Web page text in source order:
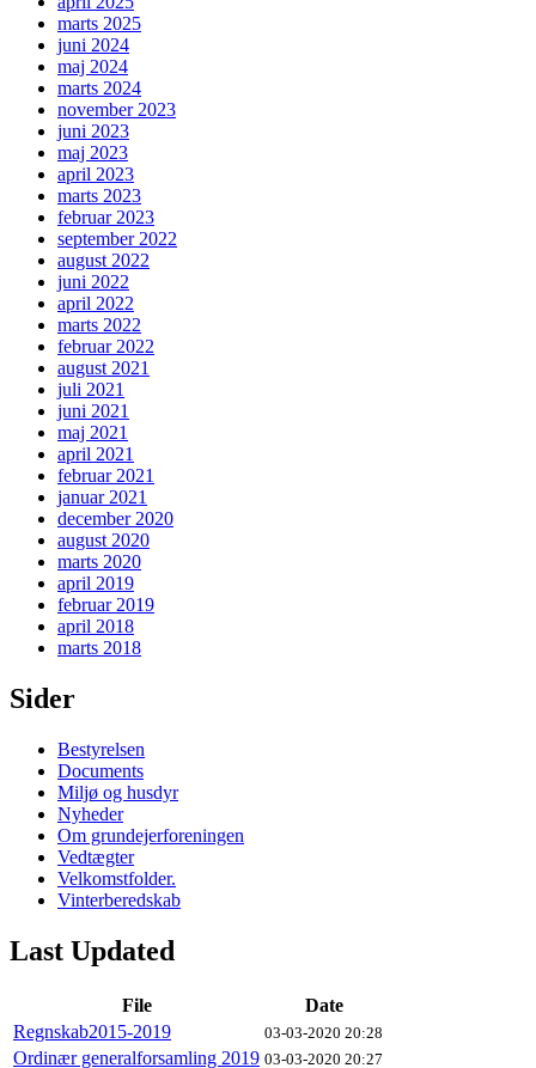
marts 2025
juni 2024
maj 2024
marts 2024
november 2023
juni 2023
maj 2023
april 2023
marts 2023
februar 2023
september 2022
august 2022
juni 2022
april 2022
marts 2022
februar 2022
august 2021
juli 2021
juni 2021
maj 2021
april 2021
februar 2021
januar 2021
december 2020
august 2020
marts 2020
april 2019
februar 2019
april 2018
marts 2018
Sider
Bestyrelsen
Documents
Miljø og husdyr
Nyheder
Om grundejerforeningen
Vedtægter
Velkomstfolder.
Vinterberedskab
Last Updated
File
Date
Regnskab2015-2019
03-03-2020 20:28
Ordinær generalforsamling 2019 03-03-2020 20:27